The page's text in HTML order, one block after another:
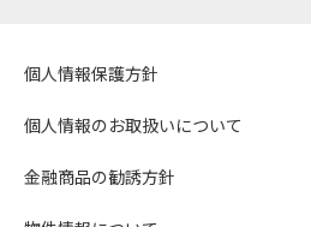
個人情報保護方針
個人情報のお取扱いについて
金融商品の勧誘方針